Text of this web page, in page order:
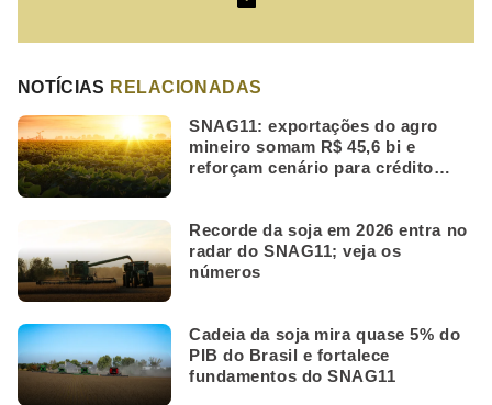
NOTÍCIAS RELACIONADAS
SNAG11: exportações do agro
mineiro somam R$ 45,6 bi e
reforçam cenário para crédito
Recorde da soja em 2026 entra no
radar do SNAG11; veja os
números
Cadeia da soja mira quase 5% do
PIB do Brasil e fortalece
fundamentos do SNAG11